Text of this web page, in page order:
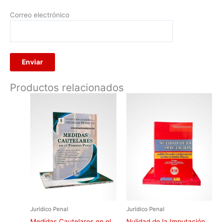
Correo electrónico
Productos relacionados
Jurídico Penal Jurídico Penal